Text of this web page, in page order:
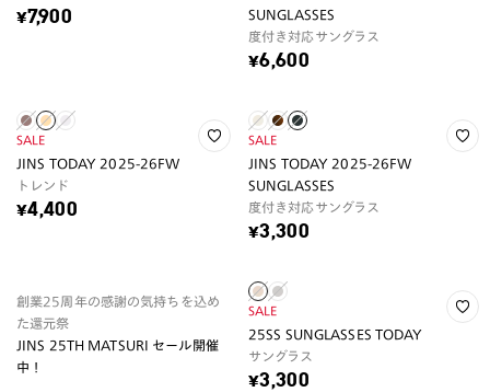
¥7,900
SUNGLASSES
度付き対応サングラス
¥6,600
SALE
JINS TODAY 2025-26FW
トレンド
¥4,400
SALE
JINS TODAY 2025-26FW
SUNGLASSES
度付き対応サングラス
¥3,300
創業25周年の感謝の気持ちを込め
た還元祭
JINS 25TH MATSURI セール開催
中！
SALE
25SS SUNGLASSES TODAY
サングラス
¥3,300